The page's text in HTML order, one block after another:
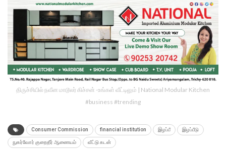
திருச்சியில் நவீன மாடூலர் கிச்சன் -உங்கள் வீட்டிலும் | National Modular Kitchen
#business #trending
Consumer Commission financial institution இழப்பீ இழப்பீடு
நுகர்வோர் குறைதீர் ஆணையம் வீட்டு கடன்